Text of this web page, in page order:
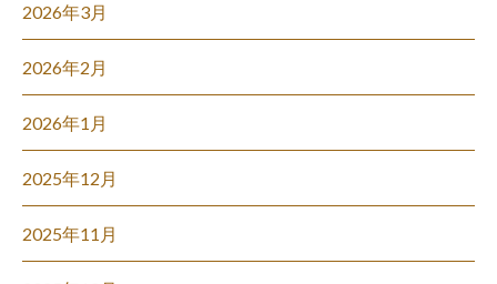
2026年3月
2026年2月
2026年1月
2025年12月
2025年11月